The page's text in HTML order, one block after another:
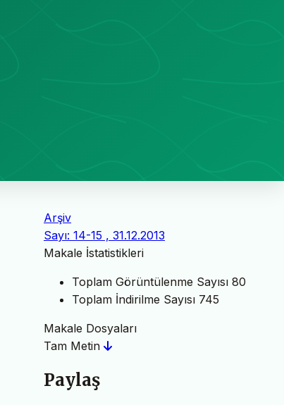
Arşiv
Sayı: 14-15 , 31.12.2013
Makale İstatistikleri
Toplam Görüntülenme Sayısı 80
Toplam İndirilme Sayısı 745
Makale Dosyaları
Tam Metin
Paylaş